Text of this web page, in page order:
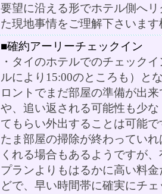
要望に沿える形でホテル側へ
た現地事情をご理解下さいま
■確約アーリーチェックイン
・タイのホテルでのチェック
ルにより15:00のところも）と
ロントでまだ部屋の準備が出
や、追い返される可能性も少
てもらい外出することは可能
たま部屋の掃除が終わってい
くれる場合もあるようですが
プランよりもはるかに高い料
どで、早い時間帯に確実にチ